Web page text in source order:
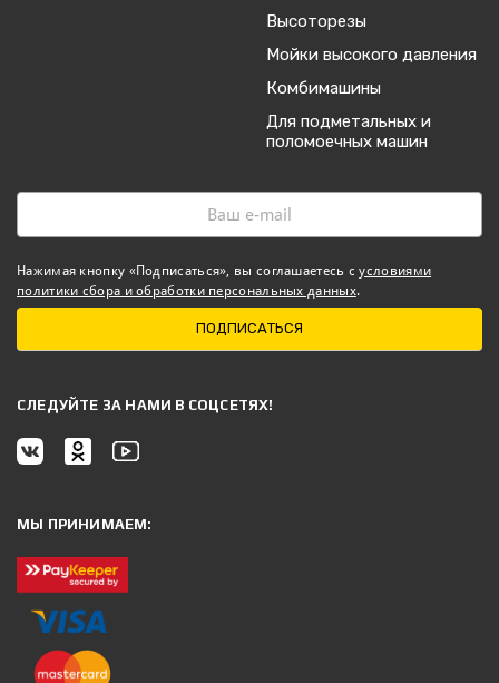
Высоторезы
Мойки высокого давления
Комбимашины
Для подметальных и
поломоечных машин
Нажимая кнопку «Подписаться», вы соглашаетесь сусловиями
политики сбора и обработки персональных данных.
ПОДПИСАТЬСЯ
CЛЕДУЙТЕ ЗА НАМИ В СОЦСЕТЯХ!
МЫ ПРИНИМАЕМ: